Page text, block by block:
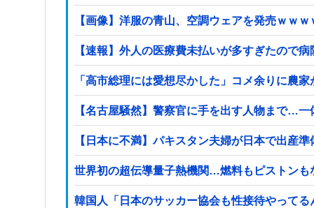
【画像】洋服の青山、空調ウェアを発売ｗｗ
【速報】外人の医療費未払いが多すぎたので
「高市総理には愛想尽かした」コメ余りに
【名古屋騒然】警察官に手を出す人物まで…
【日本に不満】パキスタン夫婦が日本で出産
世界初の超伝導量子熱機関…燃料もピストンも
韓国人「日本のサッカー協会も性接待やって